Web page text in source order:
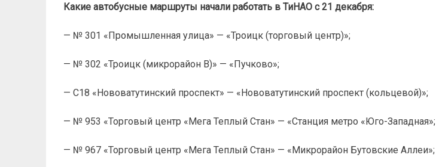
Какие автобусные маршруты начали работать в ТиНАО с 21 декабря:
— № 301 «Промышленная улица» — «Троицк (торговый центр)»;
— № 302 «Троицк (микрорайон В)» — «Пучково»;
— С18 «Нововатутинский проспект» — «Нововатутинский проспект (кольцевой)»;
— № 953 «Торговый центр «Мега Теплый Стан» — «Станция метро «Юго-Западная»;
— № 967 «Торговый центр «Мега Теплый Стан» — «Микрорайон Бутовские Аллеи»;